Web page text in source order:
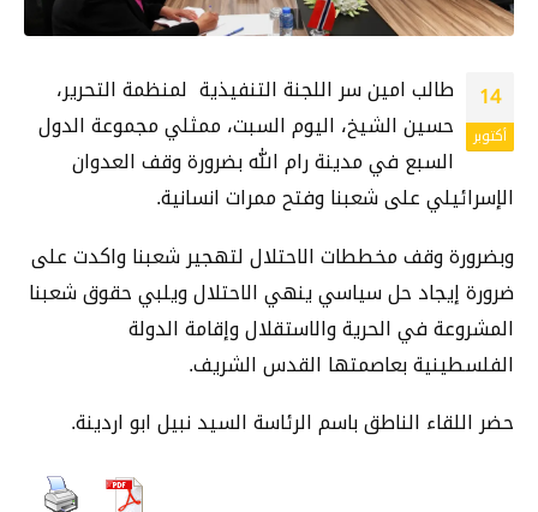
14
أكتوبر
طالب امين سر اللجنة التنفيذية لمنظمة التحرير،
حسين الشيخ، اليوم السبت، ممثلي مجموعة الدول
السبع في مدينة رام الله بضرورة وقف العدوان
الإسرائيلي على شعبنا وفتح ممرات انسانية.
وبضرورة وقف مخططات الاحتلال لتهجير شعبنا واكدت على
ضرورة إيجاد حل سياسي ينهي الاحتلال ويلبي حقوق شعبنا
المشروعة في الحرية والاستقلال وإقامة الدولة
الفلسطينية بعاصمتها القدس الشريف.
حضر اللقاء الناطق باسم الرئاسة السيد نبيل ابو اردينة.